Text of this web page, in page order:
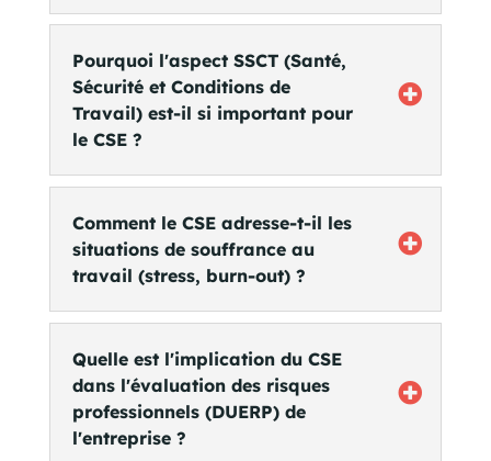
Pourquoi l'aspect SSCT (Santé,
Sécurité et Conditions de
Travail) est-il si important pour
le CSE ?
Comment le CSE adresse-t-il les
situations de souffrance au
travail (stress, burn-out) ?
Quelle est l'implication du CSE
dans l'évaluation des risques
professionnels (DUERP) de
l'entreprise ?